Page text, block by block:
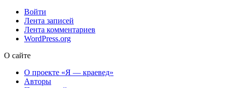
Войти
Лента записей
Лента комментариев
WordPress.org
О сайте
О проекте «Я — краевед»
Авторы